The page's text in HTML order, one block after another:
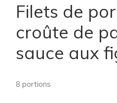
Filets de
croûte de
sauce aux
8 portions